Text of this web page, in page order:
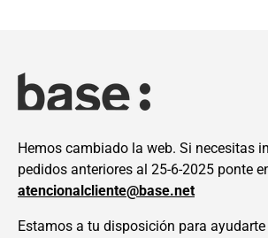
Hemos cambiado la web. Si necesitas
pedidos anteriores al 25-6-2025 ponte
atencionalcliente@base.net
Estamos a tu disposición para